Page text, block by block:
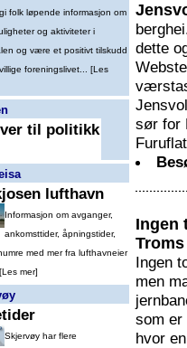
folk løpende informasjon om
og aktiviteter i
og være et positivt tilskudd
foreningslivet... [Les
til politikk
lufthavn
Informasjon om avganger,
ankomsttider, åpningstider,
med mer fra lufthavneier
Les mer]
Skjervøy har flere
dette
sør for
Ingen
Troms
Ingen
men
som er
hvor